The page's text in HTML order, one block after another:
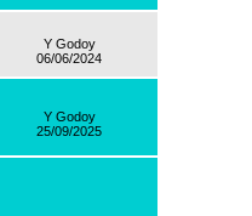
Y Godoy
06/06/2024
Y Godoy
25/09/2025